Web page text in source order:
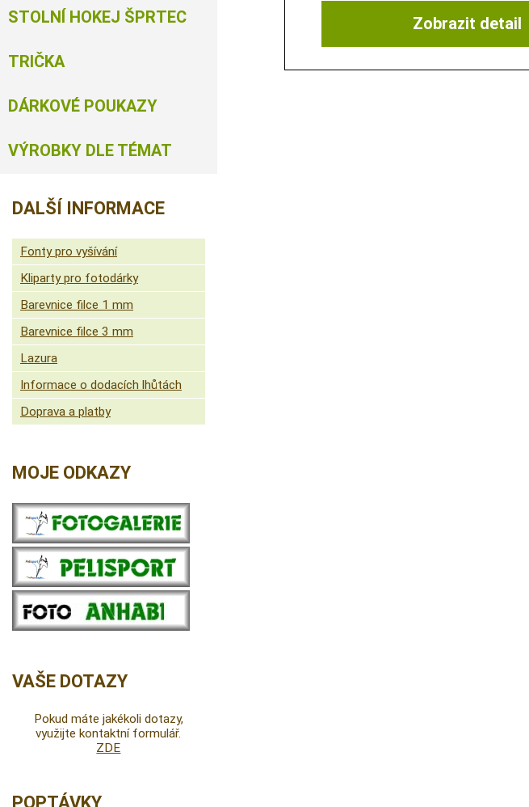
Zobrazit detail
STOLNÍ HOKEJ ŠPRTEC
TRIČKA
DÁRKOVÉ POUKAZY
VÝROBKY DLE TÉMAT
DALŠÍ INFORMACE
Fonty pro vyšívání
Kliparty pro fotodárky
Barevnice filce 1 mm
Barevnice filce 3 mm
Lazura
Informace o dodacích lhůtách
Doprava a platby
MOJE ODKAZY
VAŠE DOTAZY
Pokud máte jakékoli dotazy,
využijte kontaktní formulář.
ZDE
POPTÁVKY